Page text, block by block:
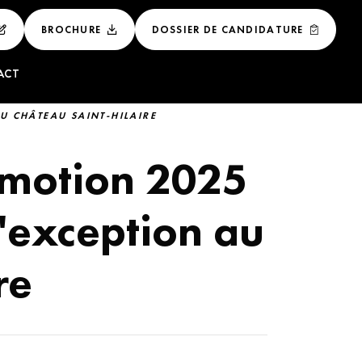
2025
au
BROCHURE DOSSIER DE CANDIDATURE
DU LUXE
DE LUXE
DES
CHÂTEAU SAINT-HILAIRE